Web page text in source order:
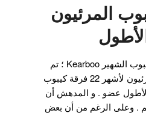
المرئيون
في مقال حديث على موقع الكيبوب الشهير Kearboo ؛ تم
ترتيب اعضاء فرق الكيبوب المرئيون لأشهر 22 فرقة كيبوب
عضو . و المدهش أن
وصل إلى أكثر من 18 سم . وعلى الرغم من أن بعض